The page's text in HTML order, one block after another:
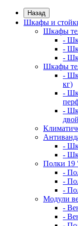
Назад
Шкафы и
Шкафы
-
-
-
Шкафы
-
кг)
-
-
-
-
Полки 19
-
-
-
Модули
-
-